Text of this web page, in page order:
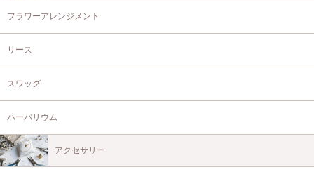
フラワーアレンジメント
リース
スワッグ
ハーバリウム
アクセサリー